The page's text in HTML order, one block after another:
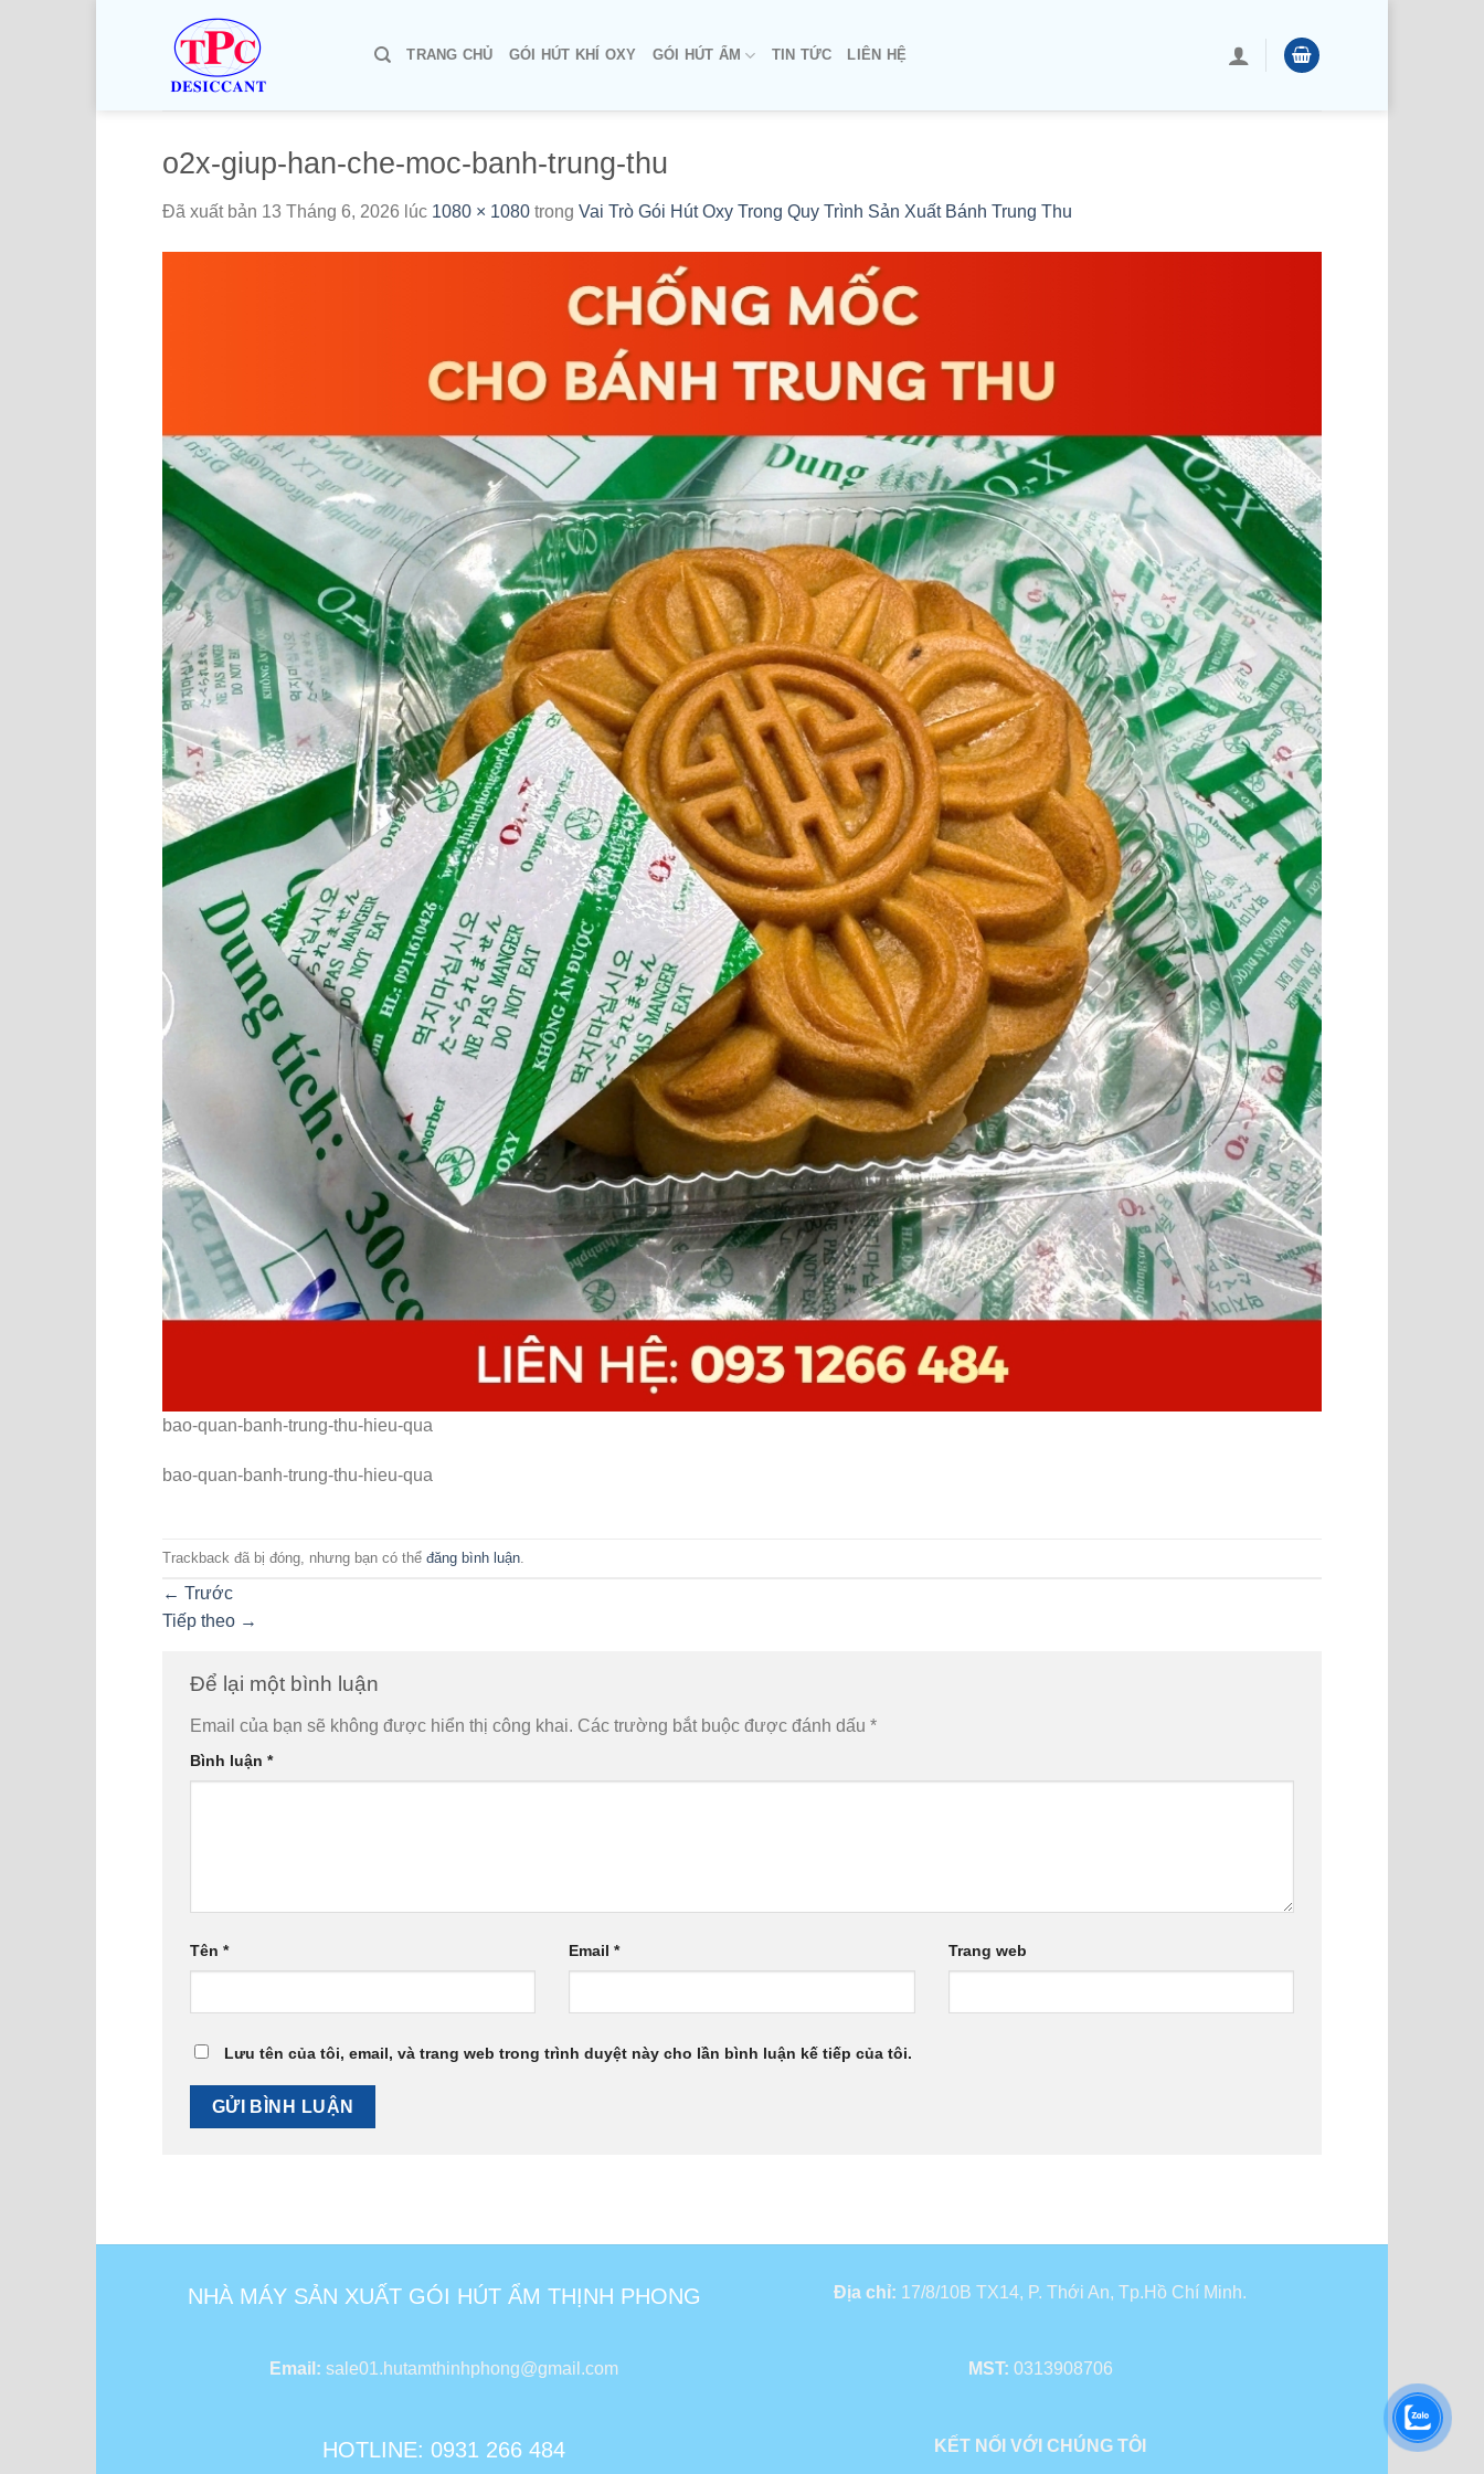
TRANG CHỦ GÓI HÚT KHÍ OXY GÓI HÚT ẨM TIN TỨC LIÊN HỆ
o2x-giup-han-che-moc-banh-trung-thu
Đã xuất bản 13 Tháng 6, 2026 lúc 1080 × 1080 trong Vai Trò Gói Hút Oxy Trong Quy Trình Sản Xuất Bánh Trung Thu
bao-quan-banh-trung-thu-hieu-qua
bao-quan-banh-trung-thu-hieu-qua
Trackback đã bị đóng, nhưng bạn có thể đăng bình luận
← Trước
Tiếp theo →
Để lại một bình luận
Email của bạn sẽ không được hiển thị công khai. Các trường bắt buộc được đánh dấu *
Bình luận *
Tên * Email* Trang web
Lưu tên của tôi, email, và trang web trong trình duyệt này cho lần bình luận kế tiếp của tôi.
NHÀ MÁY SẢN XUẤT GÓI HÚT ẨM THỊNH PHONG Địa chỉ: 17/8/10B TX14, P. Thới An, Tp.Hồ Chí Minh.
Email: sale01.hutamthinhphong@gmail.com MST: 0313908706
HOTLINE: 0931 266 484 KẾT NỐI VỚI CHÚNG TÔI